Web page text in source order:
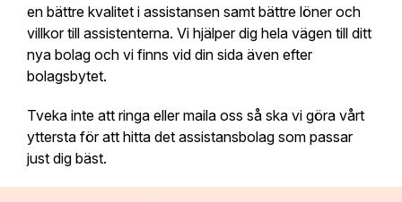
en bättre kvalitet i assistansen samt bättre löner och
villkor till assistenterna. Vi hjälper dig hela vägen till ditt
nya bolag och vi finns vid din sida även efter
bolagsbytet.
Tveka inte att ringa eller maila oss så ska vi göra vårt
yttersta för att hitta det assistansbolag som passar
just dig bäst.